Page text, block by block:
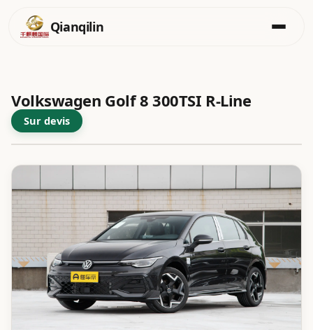
contenu
Qianqilin
Volkswagen Golf 8 300TSI R-Line
Sur devis